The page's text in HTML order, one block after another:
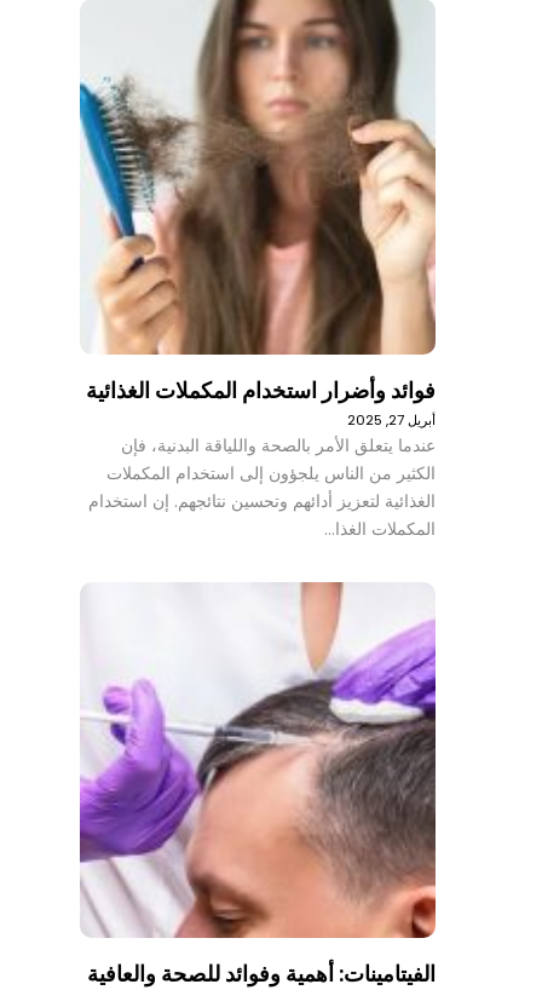
فوائد وأضرار استخدام المكملات الغذائية
أبريل 27, 2025
عندما يتعلق الأمر بالصحة واللياقة البدنية، فإن
الكثير من الناس يلجؤون إلى استخدام المكملات
الغذائية لتعزيز أدائهم وتحسين نتائجهم. إن استخدام
المكملات الغذا…
الفيتامينات: أهمية وفوائد للصحة والعافية